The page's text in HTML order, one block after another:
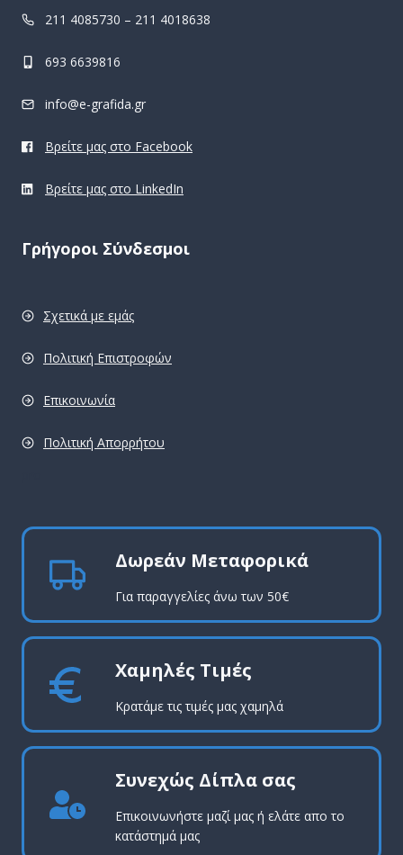
211 4085730 – 211 4018638
693 6639816
info@e-grafida.gr
Βρείτε μας στο Facebook
Βρείτε μας στο LinkedIn
Γρήγοροι Σύνδεσμοι
Σχετικά με εμάς
Πολιτική Επιστροφών
Επικοινωνία
Πολιτική Απορρήτου
Δωρεάν Μεταφορικά
Για παραγγελίες άνω των 50€
Χαμηλές Τιμές
Κρατάμε τις τιμές μας χαμηλά
Συνεχώς Δίπλα σας
Επικοινωνήστε μαζί μας ή ελάτε απο το
κατάστημά μας